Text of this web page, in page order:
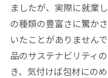
ましたが、実際に就業
の種類の豊富さに驚か
いたことがありません
品のサステナビリティ
き、気付けば包材にの